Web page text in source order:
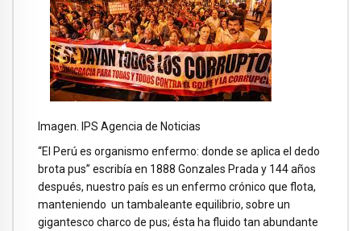
Imagen. IPS Agencia de Noticias
“El Perú es organismo enfermo: donde se aplica el dedo
brota pus” escribía en 1888 Gonzales Prada y 144 años
después, nuestro país es un enfermo crónico que flota,
manteniendo un tambaleante equilibrio, sobre un
gigantesco charco de pus; ésta ha fluido tan abundante